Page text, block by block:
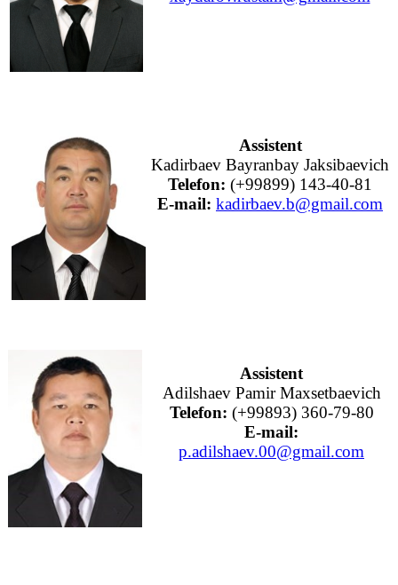
Assistent
Kadirbaev Bayranbay Jaksibaevich
Telefon: (+99899) 143-40-81
E-mail: kadirbaev.b@gmail.com
Assistent
Adilshaev Pamir Maxsetbaevich
Telefon: (+99893) 360-79-80
E-mail:
p.adilshaev.00@gmail.com